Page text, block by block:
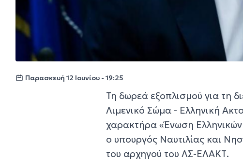
Παρασκευή 12 Ιουνίου - 19:25
Τη δωρεά εξοπλισμού για τη
Λιμενικό Σώμα - Ελληνική
χαρακτήρα «Ένωση
ο υπουργός Ναυτιλίας και
του αρχηγού του ΛΣ-ΕΛΑΚΤ.